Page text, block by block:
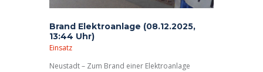
Brand Elektroanlage (08.12.2025,
13:44 Uhr)
Einsatz
Neustadt – Zum Brand einer Elektroanlage